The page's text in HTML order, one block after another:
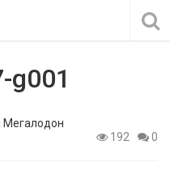
g001
Мегалодон
192
0